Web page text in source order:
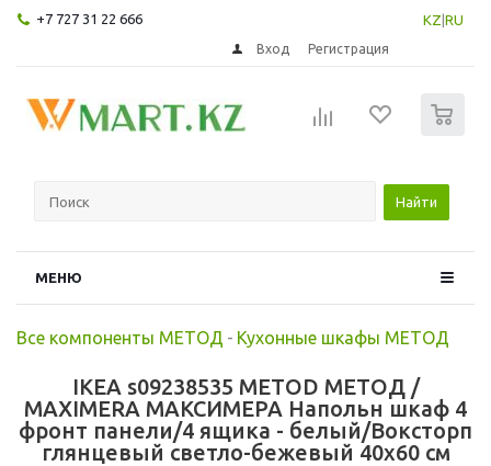
+7 727 31 22 666 KZ RU
Вход Регистрация
Найти
МЕНЮ
Все компоненты МЕТОД - Кухонные шкафы МЕТОД
IKEA s09238535 METOD МЕТОД /
MAXIMERA МАКСИМЕРА Напольн шкаф 4
фронт панели/4 ящика - белый/Воксторп
глянцевый светло-бежевый 40x60 см